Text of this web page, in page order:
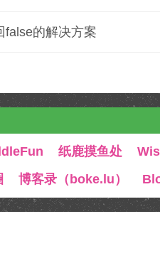
false的解决方案
纸鹿摸鱼处
博客录（boke.lu）